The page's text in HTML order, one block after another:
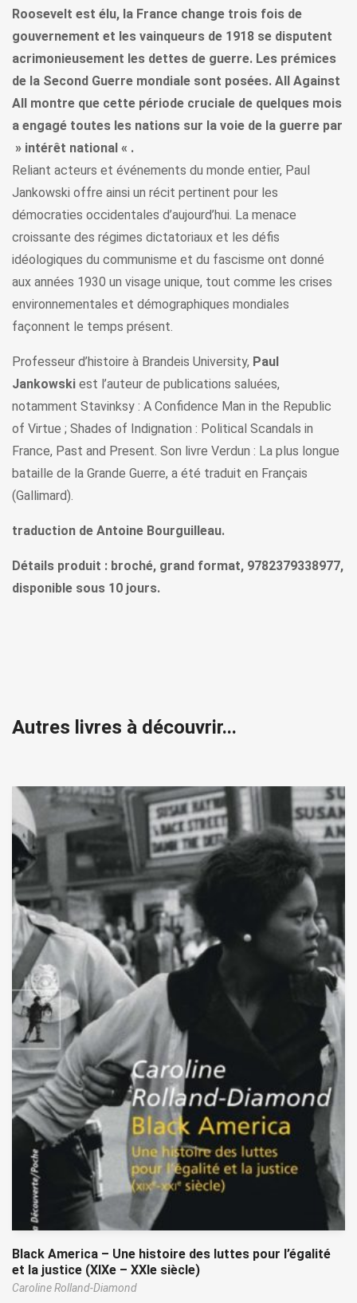
Roosevelt est élu, la France change trois fois de
gouvernement et les vainqueurs de 1918 se disputent
acrimonieusement les dettes de guerre. Les prémices
de la Second Guerre mondiale sont posées. All Against
All montre que cette période cruciale de quelques mois
a engagé toutes les nations sur la voie de la guerre par
» intérêt national « .
Reliant acteurs et événements du monde entier, Paul
Jankowski offre ainsi un récit pertinent pour les
démocraties occidentales d’aujourd’hui. La menace
croissante des régimes dictatoriaux et les défis
idéologiques du communisme et du fascisme ont donné
aux années 1930 un visage unique, tout comme les crises
environnementales et démographiques mondiales
façonnent le temps présent.
Professeur d’histoire à Brandeis University, Paul
Jankowski est l’auteur de publications saluées,
notamment Stavinksy : A Confidence Man in the Republic
of Virtue ; Shades of Indignation : Political Scandals in
France, Past and Present. Son livre Verdun : La plus longue
bataille de la Grande Guerre, a été traduit en Français
(Gallimard).
traduction de Antoine Bourguilleau.
Détails produit : broché, grand format, 9782379338977,
disponible sous 10 jours.
Autres livres à découvrir...
Black America – Une histoire des luttes pour l’égalité
et la justice (XIXe – XXIe siècle)
Caroline Rolland-Diamond